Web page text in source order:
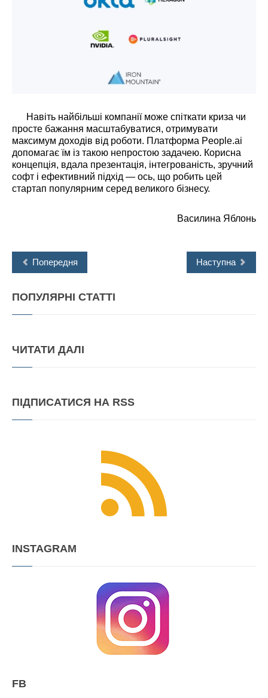
Навіть найбільші компанії може спіткати криза чи
просте бажання масштабуватися, отримувати
максимум доходів від роботи. Платформа People.ai
допомагає їм із такою непростою задачею. Корисна
концепція, вдала презентація, інтегрованість, зручний
софт і ефективний підхід — ось, що робить цей
стартап популярним серед великого бізнесу.
Василина Яблонь
Попередня Наступна
ПОПУЛЯРНІ СТАТТІ
ЧИТАТИ ДАЛІ
ПІДПИСАТИСЯ НА RSS
INSTAGRAM
FB